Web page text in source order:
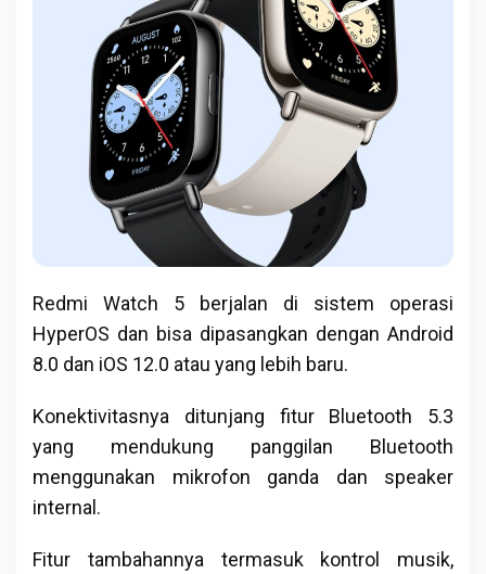
Redmi Watch 5 berjalan di sistem operasi
HyperOS dan bisa dipasangkan dengan Android
8.0 dan iOS 12.0 atau yang lebih baru.
Konektivitasnya ditunjang fitur Bluetooth 5.3
yang mendukung panggilan Bluetooth
menggunakan mikrofon ganda dan speaker
internal.
Fitur tambahannya termasuk kontrol musik,